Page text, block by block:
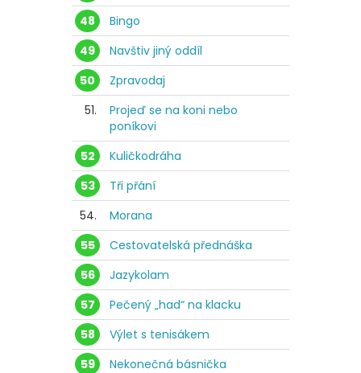
48
Bingo
49
Navštiv jiný oddíl
50
Zpravodaj
51.
Projeď se na koni nebo
poníkovi
52
Kuličkodráha
53
Tři přání
54.
Morana
55
Cestovatelská přednáška
56
Jazykolam
57
Pečený „had“ na klacku
58
Výlet s tenisákem
59
Nekonečná básnička